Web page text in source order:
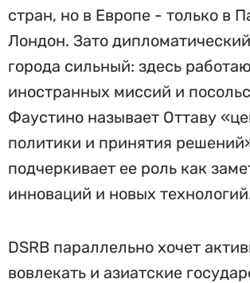
стран, но в Европе - только в
Лондон. Зато
города сильный: здесь
иностранных миссий и
Фаустино называет Оттаву
политики и принятия
подчеркивает ее роль как
инноваций и новых
DSRB параллельно хочет
вовлекать и азиатские